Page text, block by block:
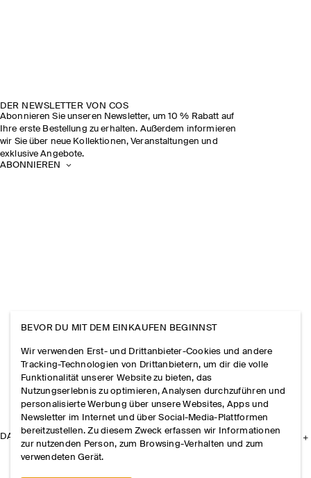
DER NEWSLETTER VON COS
Abonnieren Sie unseren Newsletter, um 10 % Rabatt auf
Ihre erste Bestellung zu erhalten. Außerdem informieren
wir Sie über neue Kollektionen, Veranstaltungen und
exklusive Angebote.
ABONNIEREN
DAS UNTERNEHMEN
BEVOR DU MIT DEM EINKAUFEN BEGINNST
Wir verwenden Erst- und Drittanbieter-Cookies und andere
Tracking-Technologien von Drittanbietern, um dir die volle
Funktionalität unserer Website zu bieten, das
Nutzungserlebnis zu optimieren, Analysen durchzuführen und
personalisierte Werbung über unsere Websites, Apps und
Newsletter im Internet und über Social-Media-Plattformen
bereitzustellen. Zu diesem Zweck erfassen wir Informationen
zur nutzenden Person, zum Browsing-Verhalten und zum
verwendeten Gerät.